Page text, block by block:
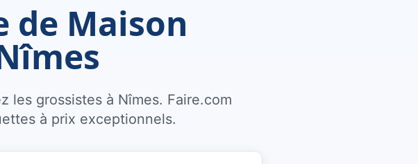
de Maison
les grossistes à Nîmes. Faire.com
à prix exceptionnels.